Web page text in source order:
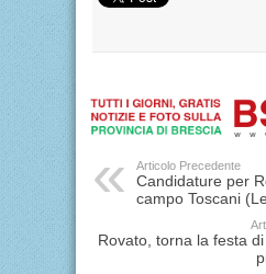
Articolo Precedente
Candidature per
campo Toscani
Rovato, torna la festa